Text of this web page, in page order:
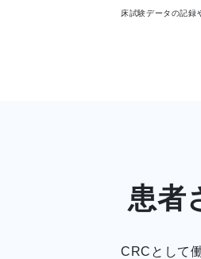
床試験データの記録
患者
CRCとして